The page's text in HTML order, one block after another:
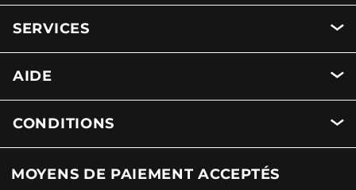
SERVICES
AIDE
CONDITIONS
MOYENS DE PAIEMENT ACCEPTÉS